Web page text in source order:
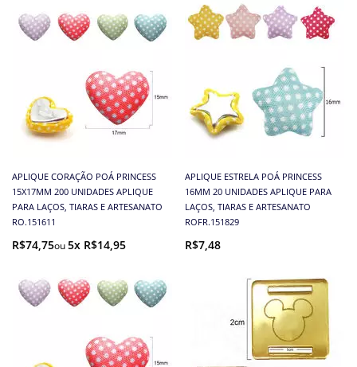
APLIQUE CORAÇÃO POÁ PRINCESS
15X17MM 200 UNIDADES APLIQUE
PARA LAÇOS, TIARAS E ARTESANATO
RO.151611
R$74,75 5x R$14,95
APLIQUE ESTRELA POÁ PRINCESS
16MM 20 UNIDADES APLIQUE PARA
LAÇOS, TIARAS E ARTESANATO
ROFR.151829
R$7,48